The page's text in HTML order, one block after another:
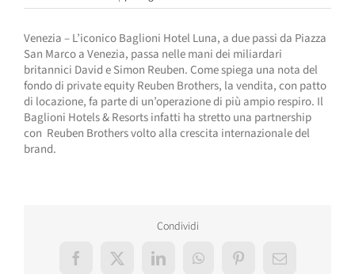
Venezia – L’iconico Baglioni Hotel Luna, a due passi da Piazza
San Marco a Venezia, passa nelle mani dei miliardari
britannici David e Simon Reuben. Come spiega una nota del
fondo di private equity Reuben Brothers, la vendita, con patto
di locazione, fa parte di un’operazione di più ampio respiro. Il
Baglioni Hotels & Resorts infatti ha stretto una partnership
con Reuben Brothers volto alla crescita internazionale del
brand.
Condividi
Facebook
X LinkedInWhatsAppPinterestEmail